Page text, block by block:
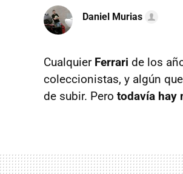
Daniel Murias
Cualquier Ferrari de los
coleccionistas, y algún
de subir. Pero todavía hay